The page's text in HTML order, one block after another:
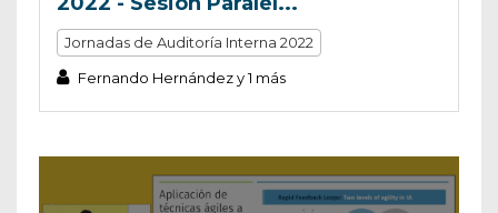
Jornadas de Auditoría Interna 2022
Fernando Hernández y 1 más